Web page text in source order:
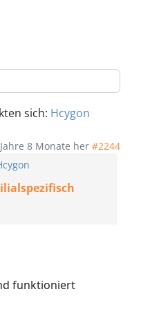
sich: Hcygon
8 Monate her #2244
funktioniert